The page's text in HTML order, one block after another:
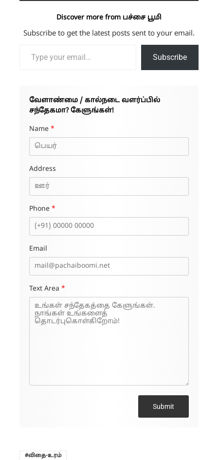
Discover more from பச்சை பூமி
Subscribe to get the latest posts sent to your email.
Subscribe
வேளாண்மை / கால்நடை வளர்ப்பில்
சந்தேகமா? கேளுங்கள்!
Name *
Address
Phone *
Email
Text Area *
Submit
விதை-உரம்